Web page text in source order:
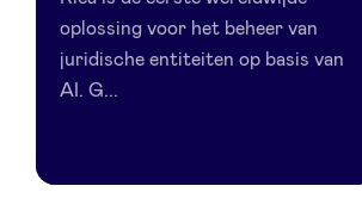
oplossing voor het beheer van
juridische entiteiten op basis van
AI. G...